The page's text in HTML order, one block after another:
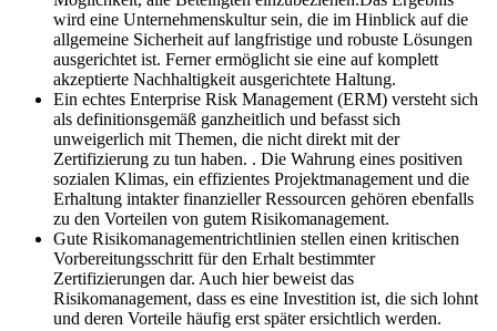
wird eine Unternehmenskultur sein, die im Hinblick auf die
allgemeine Sicherheit auf langfristige und robuste Lösungen
ausgerichtet ist. Ferner ermöglicht sie eine auf komplett
akzeptierte Nachhaltigkeit ausgerichtete Haltung.
Ein echtes Enterprise Risk Management (ERM) versteht sich
als definitionsgemäß ganzheitlich und befasst sich
unweigerlich mit Themen, die nicht direkt mit der
Zertifizierung zu tun haben. . Die Wahrung eines positiven
sozialen Klimas, ein effizientes Projektmanagement und die
Erhaltung intakter finanzieller Ressourcen gehören ebenfalls
zu den Vorteilen von gutem Risikomanagement.
Gute Risikomanagementrichtlinien stellen einen kritischen
Vorbereitungsschritt für den Erhalt bestimmter
Zertifizierungen dar. Auch hier beweist das
Risikomanagement, dass es eine Investition ist, die sich lohnt
und deren Vorteile häufig erst später ersichtlich werden.